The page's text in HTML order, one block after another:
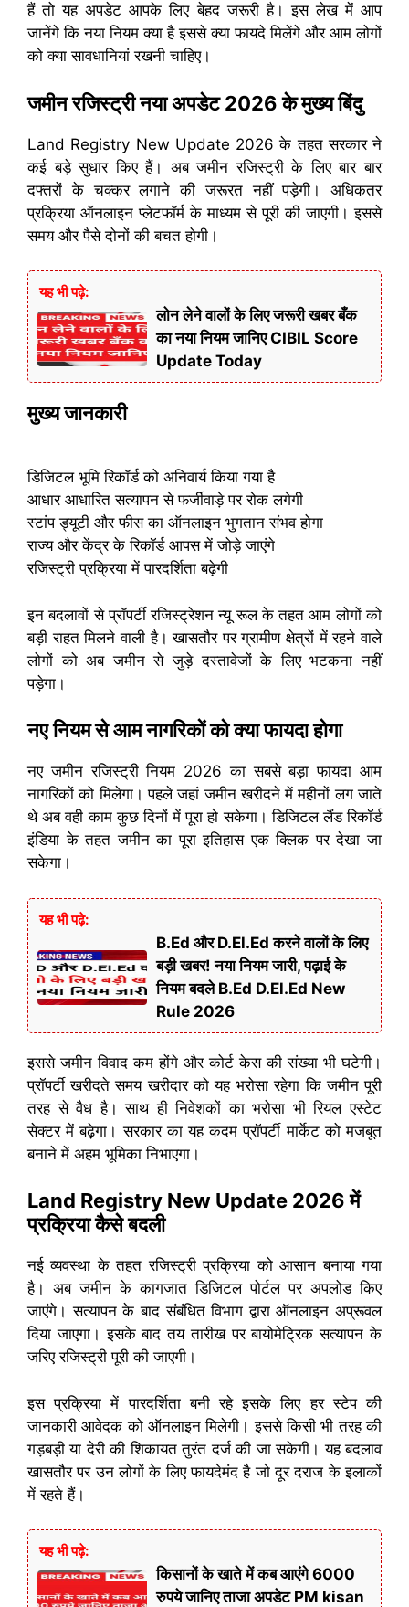
हैं तो यह अपडेट आपके लिए बेहद जरूरी है। इस लेख में आप
जानेंगे कि नया नियम क्या है इससे क्या फायदे मिलेंगे और आम लोगों
को क्या सावधानियां रखनी चाहिए।
जमीन रजिस्ट्री नया अपडेट 2026 के मुख्य बिंदु
Land Registry New Update 2026 के तहत सरकार ने
कई बड़े सुधार किए हैं। अब जमीन रजिस्ट्री के लिए बार बार
दफ्तरों के चक्कर लगाने की जरूरत नहीं पड़ेगी। अधिकतर
प्रक्रिया ऑनलाइन प्लेटफॉर्म के माध्यम से पूरी की जाएगी। इससे
समय और पैसे दोनों की बचत होगी।
यह भी पढ़े:
लोन लेने वालों के लिए जरूरी खबर बँक
का नया नियम जानिए CIBIL Score
Update Today
मुख्य जानकारी
डिजिटल भूमि रिकॉर्ड को अनिवार्य किया गया है
आधार आधारित सत्यापन से फर्जीवाड़े पर रोक लगेगी
स्टांप ड्यूटी और फीस का ऑनलाइन भुगतान संभव होगा
राज्य और केंद्र के रिकॉर्ड आपस में जोड़े जाएंगे
रजिस्ट्री प्रक्रिया में पारदर्शिता बढ़ेगी
इन बदलावों से प्रॉपर्टी रजिस्ट्रेशन न्यू रूल के तहत आम लोगों को
बड़ी राहत मिलने वाली है। खासतौर पर ग्रामीण क्षेत्रों में रहने वाले
लोगों को अब जमीन से जुड़े दस्तावेजों के लिए भटकना नहीं
पड़ेगा।
नए नियम से आम नागरिकों को क्या फायदा होगा
नए जमीन रजिस्ट्री नियम 2026 का सबसे बड़ा फायदा आम
नागरिकों को मिलेगा। पहले जहां जमीन खरीदने में महीनों लग जाते
थे अब वही काम कुछ दिनों में पूरा हो सकेगा। डिजिटल लैंड रिकॉर्ड
इंडिया के तहत जमीन का पूरा इतिहास एक क्लिक पर देखा जा
सकेगा।
यह भी पढ़े:
B.Ed और D.El.Ed करने वालों के लिए
बड़ी खबर! नया नियम जारी, पढ़ाई के
नियम बदले B.Ed D.El.Ed New
Rule 2026
इससे जमीन विवाद कम होंगे और कोर्ट केस की संख्या भी घटेगी।
प्रॉपर्टी खरीदते समय खरीदार को यह भरोसा रहेगा कि जमीन पूरी
तरह से वैध है। साथ ही निवेशकों का भरोसा भी रियल एस्टेट
सेक्टर में बढ़ेगा। सरकार का यह कदम प्रॉपर्टी मार्केट को मजबूत
बनाने में अहम भूमिका निभाएगा।
Land Registry New Update 2026 में
प्रक्रिया कैसे बदली
नई व्यवस्था के तहत रजिस्ट्री प्रक्रिया को आसान बनाया गया
है। अब जमीन के कागजात डिजिटल पोर्टल पर अपलोड किए
जाएंगे। सत्यापन के बाद संबंधित विभाग द्वारा ऑनलाइन अप्रूवल
दिया जाएगा। इसके बाद तय तारीख पर बायोमेट्रिक सत्यापन के
जरिए रजिस्ट्री पूरी की जाएगी।
इस प्रक्रिया में पारदर्शिता बनी रहे इसके लिए हर स्टेप की
जानकारी आवेदक को ऑनलाइन मिलेगी। इससे किसी भी तरह की
गड़बड़ी या देरी की शिकायत तुरंत दर्ज की जा सकेगी। यह बदलाव
खासतौर पर उन लोगों के लिए फायदेमंद है जो दूर दराज के इलाकों
में रहते हैं।
यह भी पढ़े:
किसानों के खाते में कब आएंगे 6000
रुपये जानिए ताजा अपडेट PM kisan